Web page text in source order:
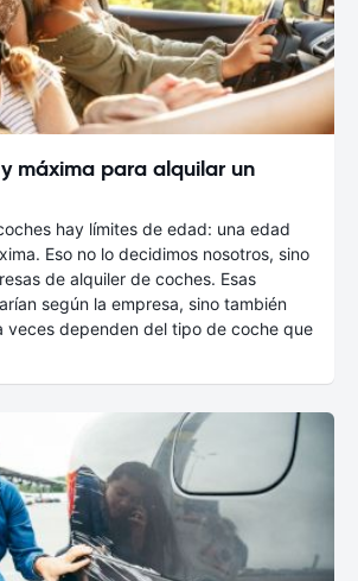
máxima para alquilar un
hay límites de edad: una edad
Eso no lo decidimos nosotros, sino
de alquiler de coches. Esas
según la empresa, sino también
veces dependen del tipo de coche que